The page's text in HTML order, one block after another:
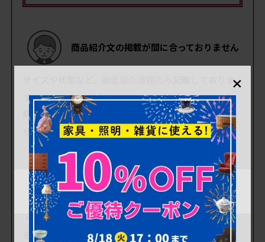
商品紹介文の掲載が間に合っておりません
記載しておりま
す。
紹介文は順次アップしていく予定ですが、お問い合わ
せいただければ優先して対応いたします。
【状態について】
・使用感も少なく、中古品としてはとても状態の良い
きれいなお品です。
・弊社工房にて専門のスタッフが品質チェック・補修
を行い、強度を高めていますので、ぐらつきもなく安
×